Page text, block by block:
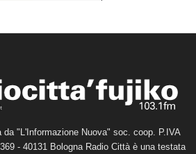
da "L'Informazione Nuova" soc. coop. P.IVA
- 40131 Bologna Radio Città è una testata